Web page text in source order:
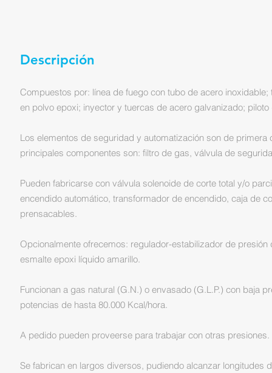
Descripción
Compuestos por: línea de fuego con tubo de acero
en polvo epoxi; inyector y tuercas de acero galvanizado;
Los elementos de seguridad y automatización son de
principales componentes son: filtro de gas, válvula de
Pueden fabricarse con válvula solenoide de corte total y/o
encendido automático, transformador de encendido, caja de
prensacables.
Opcionalmente ofrecemos: regulador-estabilizador de
esmalte epoxi líquido amarillo.
Funcionan a gas natural (G.N.) o envasado (G.L.P.) con baja
potencias de hasta 80.000 Kcal/hora.
A pedido pueden proveerse para trabajar con otras presiones.
Se fabrican en largos diversos, pudiendo alcanzar longitudes